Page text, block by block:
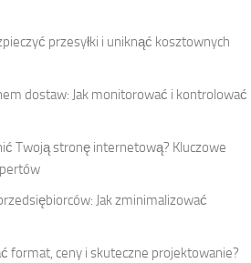
przesyłki i uniknąć kosztownych
dostaw: Jak monitorować i kontrolować
Twoją stronę internetową? Kluczowe
Jak zminimalizować
format, ceny i skuteczne projektowanie?